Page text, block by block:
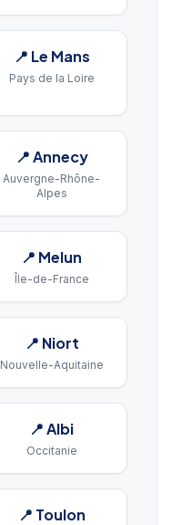
📍 Le Mans
Pays de la Loire
📍Annecy
Auvergne-Rhône-
Alpes
📍 Melun
Île-de-France
📍 Niort
Nouvelle-Aquitaine
📍Albi
Occitanie
📍 Toulon